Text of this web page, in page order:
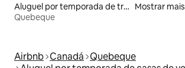
Aluguel por temporada de trailers
Quebeque
Mostrar mais
Airbnb Canadá Quebeque